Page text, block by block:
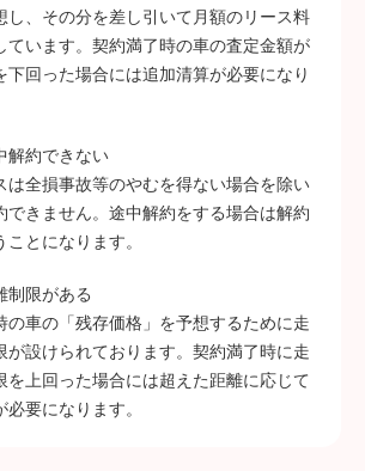
し、その分を差し引いて月額のリース料
ています。契約満了時の車の査定金額が
下回った場合には追加清算が必要になり
約できない
は全損事故等のやむを得ない場合を除い
できません。途中解約をする場合は解約
ことになります。
限がある
の車の「残存価格」を予想するために走
が設けられております。契約満了時に走
を上回った場合には超えた距離に応じて
必要になります。